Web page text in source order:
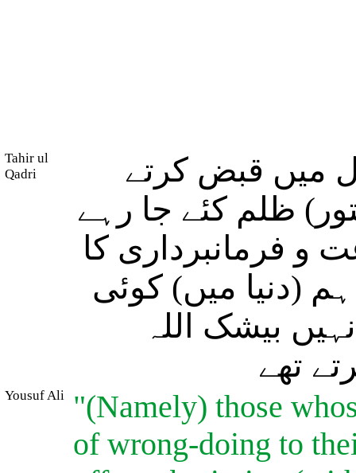
Tahir ul
Qadri
میں قبض کرتے
ظلم کئے جا رہے
و فرمانبرداری کا
(دنیا میں) کوئی
بیشک اللہ
تھے
Yousuf Ali
"(Namely) those
of wrong-doing to